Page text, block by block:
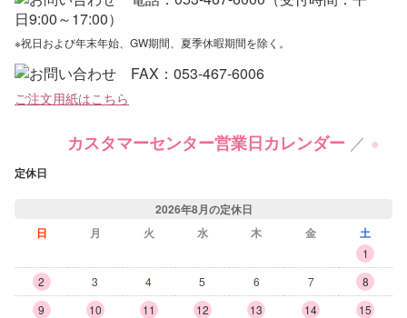
※祝日および年末年始、GW期間、夏季休暇期間を除く。
ご注文用紙はこちら
カスタマーセンター営業日カレンダー ／ ●
定休日
2026年8月の定休日
日
月 火 水 木 金 土
1
2
3 4 5 6 7
8
9
10 11 12 13 14
15